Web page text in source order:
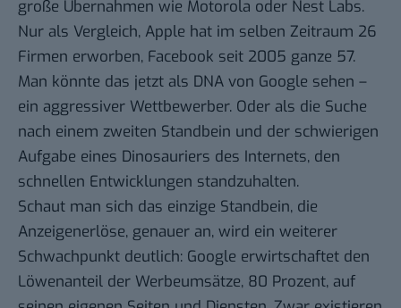
große Übernahmen wie Motorola oder Nest Labs.
Nur als Vergleich, Apple hat im selben Zeitraum 26
Firmen erworben, Facebook seit 2005 ganze 57.
Man könnte das jetzt als DNA von Google sehen –
ein aggressiver Wettbewerber. Oder als die Suche
nach einem zweiten Standbein und der schwierigen
Aufgabe eines Dinosauriers des Internets, den
schnellen Entwicklungen standzuhalten.
Schaut man sich das einzige Standbein, die
Anzeigenerlöse, genauer an, wird ein weiterer
Schwachpunkt deutlich: Google erwirtschaftet den
Löwenanteil der Werbeumsätze, 80 Prozent, auf